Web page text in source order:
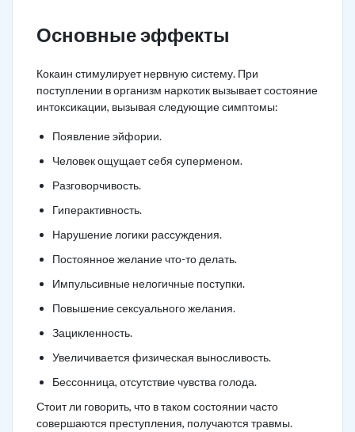
Основные эффекты
Кокаин стимулирует нервную систему. При
поступлении в организм наркотик вызывает состояние
интоксикации, вызывая следующие симптомы:
Появление эйфории.
Человек ощущает себя суперменом.
Разговорчивость.
Гиперактивность.
Нарушение логики рассуждения.
Постоянное желание что-то делать.
Импульсивные нелогичные поступки.
Повышение сексуального желания.
Зацикленность.
Увеличивается физическая выносливость.
Бессонница, отсутствие чувства голода.
Стоит ли говорить, что в таком состоянии часто
совершаются преступления, получаются травмы.